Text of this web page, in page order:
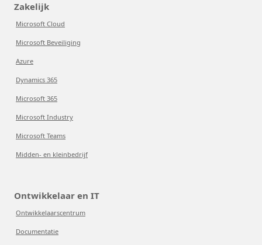
Zakelijk
Microsoft Cloud
Microsoft Beveiliging
Azure
Dynamics 365
Microsoft 365
Microsoft Industry
Microsoft Teams
Midden- en kleinbedrijf
Ontwikkelaar en IT
Ontwikkelaarscentrum
Documentatie